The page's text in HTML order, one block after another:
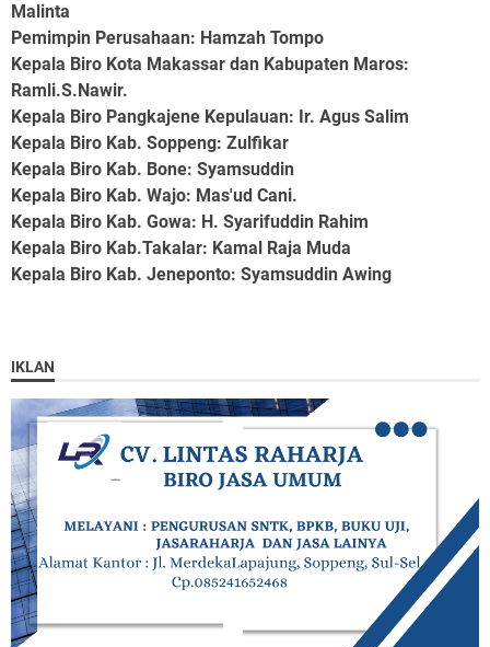
Malinta
Pemimpin Perusahaan: Hamzah Tompo
Kepala Biro Kota Makassar dan Kabupaten Maros:
Ramli.S.Nawir.
Kepala Biro Pangkajene Kepulauan: Ir. Agus Salim
Kepala Biro Kab. Soppeng: Zulfikar
Kepala Biro Kab. Bone: Syamsuddin
Kepala Biro Kab. Wajo: Mas'ud Cani.
Kepala Biro Kab. Gowa: H. Syarifuddin Rahim
Kepala Biro Kab.Takalar: Kamal Raja Muda
Kepala Biro Kab. Jeneponto: Syamsuddin Awing
IKLAN